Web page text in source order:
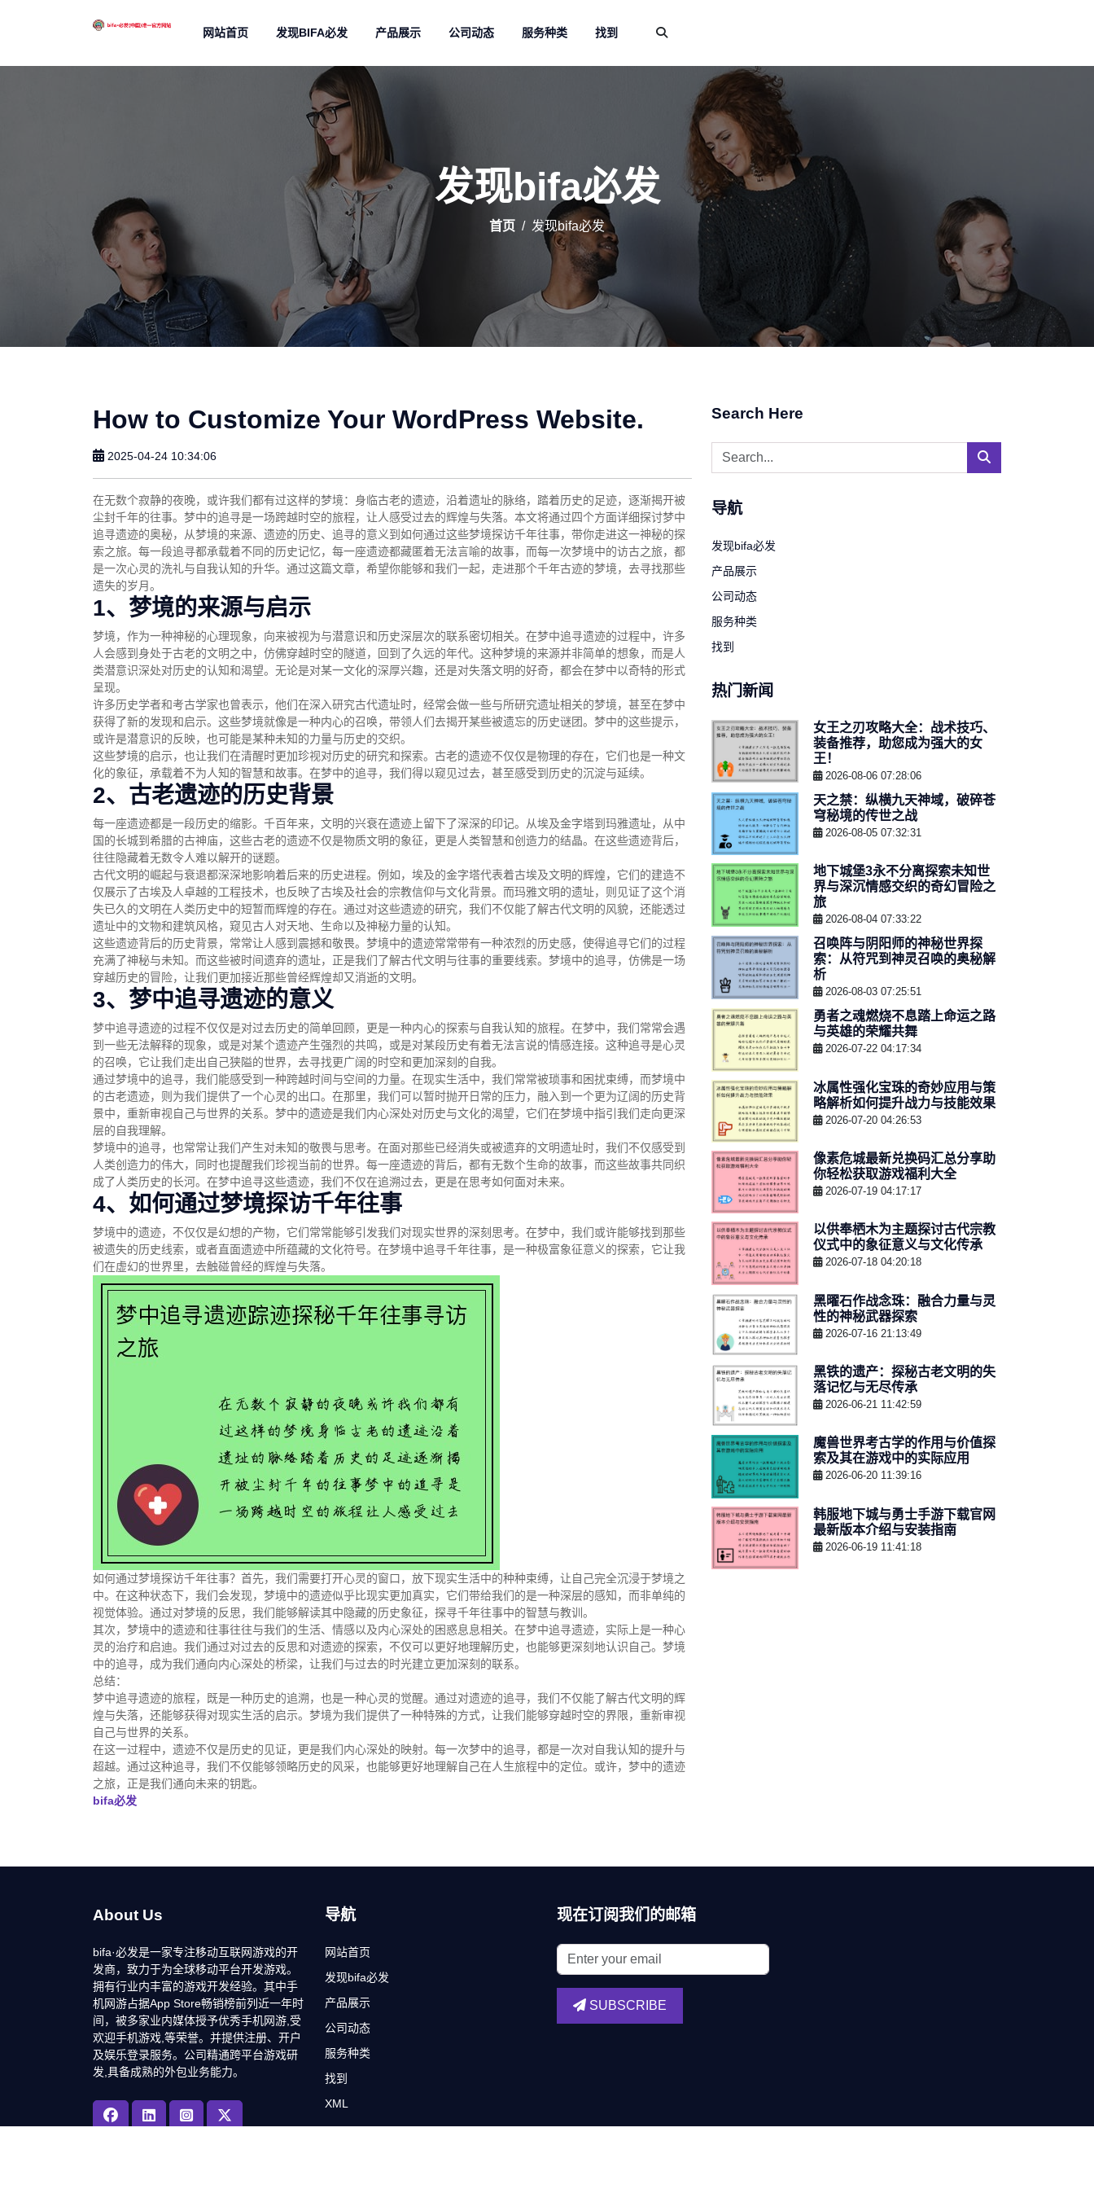
网站首页 发现BIFA必发 产品展示 公司动态 服务种类 找到
发现bifa必发
首页 发现bifa必发
How to Customize Your WordPress Website.
2025-04-24 10:34:06
在无数个寂静的夜晚，或许我们都有过这样的梦境：身临古老的遗迹，沿着遗址的脉络，踏着历史的足迹，逐渐揭开被
尘封千年的往事。梦中的追寻是一场跨越时空的旅程，让人感受过去的辉煌与失落。本文将通过四个方面详细探讨梦中
追寻遗迹的奥秘，从梦境的来源、遗迹的历史、追寻的意义到如何通过这些梦境探访千年往事，带你走进这一神秘的探
索之旅。每一段追寻都承载着不同的历史记忆，每一座遗迹都藏匿着无法言喻的故事，而每一次梦境中的访古之旅，都
是一次心灵的洗礼与自我认知的升华。通过这篇文章，希望你能够和我们一起，走进那个千年古迹的梦境，去寻找那些
遗失的岁月。
1、梦境的来源与启示
梦境，作为一种神秘的心理现象，向来被视为与潜意识和历史深层次的联系密切相关。在梦中追寻遗迹的过程中，许多
人会感到身处于古老的文明之中，仿佛穿越时空的隧道，回到了久远的年代。这种梦境的来源并非简单的想象，而是人
类潜意识深处对历史的认知和渴望。无论是对某一文化的深厚兴趣，还是对失落文明的好奇，都会在梦中以奇特的形式
呈现。
许多历史学者和考古学家也曾表示，他们在深入研究古代遗址时，经常会做一些与所研究遗址相关的梦境，甚至在梦中
获得了新的发现和启示。这些梦境就像是一种内心的召唤，带领人们去揭开某些被遗忘的历史谜团。梦中的这些提示，
或许是潜意识的反映，也可能是某种未知的力量与历史的交织。
这些梦境的启示，也让我们在清醒时更加珍视对历史的研究和探索。古老的遗迹不仅仅是物理的存在，它们也是一种文
化的象征，承载着不为人知的智慧和故事。在梦中的追寻，我们得以窥见过去，甚至感受到历史的沉淀与延续。
2、古老遗迹的历史背景
每一座遗迹都是一段历史的缩影。千百年来，文明的兴衰在遗迹上留下了深深的印记。从埃及金字塔到玛雅遗址，从中
国的长城到希腊的古神庙，这些古老的遗迹不仅是物质文明的象征，更是人类智慧和创造力的结晶。在这些遗迹背后，
往往隐藏着无数令人难以解开的谜题。
古代文明的崛起与衰退都深深地影响着后来的历史进程。例如，埃及的金字塔代表着古埃及文明的辉煌，它们的建造不
仅展示了古埃及人卓越的工程技术，也反映了古埃及社会的宗教信仰与文化背景。而玛雅文明的遗址，则见证了这个消
失已久的文明在人类历史中的短暂而辉煌的存在。通过对这些遗迹的研究，我们不仅能了解古代文明的风貌，还能透过
遗址中的文物和建筑风格，窥见古人对天地、生命以及神秘力量的认知。
这些遗迹背后的历史背景，常常让人感到震撼和敬畏。梦境中的遗迹常常带有一种浓烈的历史感，使得追寻它们的过程
充满了神秘与未知。而这些被时间遗弃的遗址，正是我们了解古代文明与往事的重要线索。梦境中的追寻，仿佛是一场
穿越历史的冒险，让我们更加接近那些曾经辉煌却又消逝的文明。
3、梦中追寻遗迹的意义
梦中追寻遗迹的过程不仅仅是对过去历史的简单回顾，更是一种内心的探索与自我认知的旅程。在梦中，我们常常会遇
到一些无法解释的现象，或是对某个遗迹产生强烈的共鸣，或是对某段历史有着无法言说的情感连接。这种追寻是心灵
的召唤，它让我们走出自己狭隘的世界，去寻找更广阔的时空和更加深刻的自我。
通过梦境中的追寻，我们能感受到一种跨越时间与空间的力量。在现实生活中，我们常常被琐事和困扰束缚，而梦境中
的古老遗迹，则为我们提供了一个心灵的出口。在那里，我们可以暂时抛开日常的压力，融入到一个更为辽阔的历史背
景中，重新审视自己与世界的关系。梦中的遗迹是我们内心深处对历史与文化的渴望，它们在梦境中指引我们走向更深
层的自我理解。
梦境中的追寻，也常常让我们产生对未知的敬畏与思考。在面对那些已经消失或被遗弃的文明遗址时，我们不仅感受到
人类创造力的伟大，同时也提醒我们珍视当前的世界。每一座遗迹的背后，都有无数个生命的故事，而这些故事共同织
成了人类历史的长河。在梦中追寻这些遗迹，我们不仅在追溯过去，更是在思考如何面对未来。
4、如何通过梦境探访千年往事
梦境中的遗迹，不仅仅是幻想的产物，它们常常能够引发我们对现实世界的深刻思考。在梦中，我们或许能够找到那些
被遗失的历史线索，或者直面遗迹中所蕴藏的文化符号。在梦境中追寻千年往事，是一种极富象征意义的探索，它让我
们在虚幻的世界里，去触碰曾经的辉煌与失落。
如何通过梦境探访千年往事？首先，我们需要打开心灵的窗口，放下现实生活中的种种束缚，让自己完全沉浸于梦境之
中。在这种状态下，我们会发现，梦境中的遗迹似乎比现实更加真实，它们带给我们的是一种深层的感知，而非单纯的
视觉体验。通过对梦境的反思，我们能够解读其中隐藏的历史象征，探寻千年往事中的智慧与教训。
其次，梦境中的遗迹和往事往往与我们的生活、情感以及内心深处的困惑息息相关。在梦中追寻遗迹，实际上是一种心
灵的治疗和启迪。我们通过对过去的反思和对遗迹的探索，不仅可以更好地理解历史，也能够更深刻地认识自己。梦境
中的追寻，成为我们通向内心深处的桥梁，让我们与过去的时光建立更加深刻的联系。
总结：
梦中追寻遗迹的旅程，既是一种历史的追溯，也是一种心灵的觉醒。通过对遗迹的追寻，我们不仅能了解古代文明的辉
煌与失落，还能够获得对现实生活的启示。梦境为我们提供了一种特殊的方式，让我们能够穿越时空的界限，重新审视
自己与世界的关系。
在这一过程中，遗迹不仅是历史的见证，更是我们内心深处的映射。每一次梦中的追寻，都是一次对自我认知的提升与
超越。通过这种追寻，我们不仅能够领略历史的风采，也能够更好地理解自己在人生旅程中的定位。或许，梦中的遗迹
之旅，正是我们通向未来的钥匙。
bifa必发
Search Here
导航
发现bifa必发
产品展示
公司动态
服务种类
找到
热门新闻
女王之刃攻略大全：战术技巧、
装备推荐，助您成为强大的女
王！
2026-08-06 07:28:06
天之禁：纵横九天神域，破碎苍
穹秘境的传世之战
2026-08-05 07:32:31
地下城堡3永不分离探索未知世
界与深沉情感交织的奇幻冒险之
旅
2026-08-04 07:33:22
召唤阵与阴阳师的神秘世界探
索：从符咒到神灵召唤的奥秘解
析
2026-08-03 07:25:51
勇者之魂燃烧不息踏上命运之路
与英雄的荣耀共舞
2026-07-22 04:17:34
冰属性强化宝珠的奇妙应用与策
略解析如何提升战力与技能效果
2026-07-20 04:26:53
像素危城最新兑换码汇总分享助
你轻松获取游戏福利大全
2026-07-19 04:17:17
以供奉栖木为主题探讨古代宗教
仪式中的象征意义与文化传承
2026-07-18 04:20:18
黑曜石作战念珠：融合力量与灵
性的神秘武器探索
2026-07-16 21:13:49
黑铁的遗产：探秘古老文明的失
落记忆与无尽传承
2026-06-21 11:42:59
魔兽世界考古学的作用与价值探
索及其在游戏中的实际应用
2026-06-20 11:39:16
韩服地下城与勇士手游下载官网
最新版本介绍与安装指南
2026-06-19 11:41:18
About Us
bifa·必发是一家专注移动互联网游戏的开
发商，致力于为全球移动平台开发游戏。
拥有行业内丰富的游戏开发经验。其中手
机网游占据App Store畅销榜前列近一年时
间，被多家业内媒体授予优秀手机网游,受
欢迎手机游戏,等荣誉。并提供注册、开户
及娱乐登录服务。公司精通跨平台游戏研
发,具备成熟的外包业务能力。
导航
网站首页
发现bifa必发
产品展示
公司动态
服务种类
找到
XML
现在订阅我们的邮箱
SUBSCRIBE